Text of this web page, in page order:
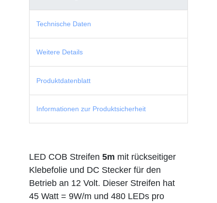
Technische Daten
Weitere Details
Produktdatenblatt
Informationen zur Produktsicherheit
LED COB Streifen 5m mit rückseitiger
Klebefolie und DC Stecker für den
Betrieb an 12 Volt. Dieser Streifen hat
45 Watt = 9W/m und 480 LEDs pro